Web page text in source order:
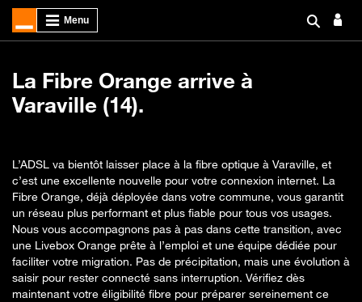
La Fibre Orange arrive à
Varaville (14).
L’ADSL va bientôt laisser place à la fibre optique à Varaville, et
c’est une excellente nouvelle pour votre connexion internet. La
Fibre Orange, déjà déployée dans votre commune, vous garantit
un réseau plus performant et plus fiable pour tous vos usages.
Nous vous accompagnons pas à pas dans cette transition, avec
une Livebox Orange prête à l’emploi et une équipe dédiée pour
faciliter votre migration. Pas de précipitation, mais une évolution à
saisir pour rester connecté sans interruption. Vérifiez dès
maintenant votre éligibilité fibre pour préparer sereinement ce